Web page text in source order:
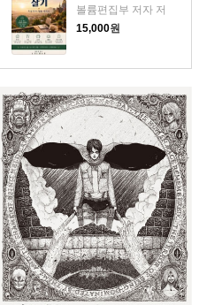
볼륨편집부 저자 저
15,000원